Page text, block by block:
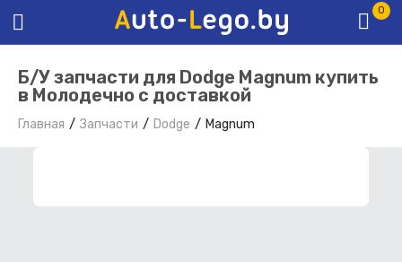
0
Б/У запчасти для Dodge Magnum купить
в Молодечно с доставкой
Главная Запчасти Dodge Magnum